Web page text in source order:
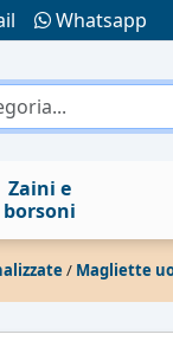
Whatsapp
Zaini e
borsoni
/ Magliette